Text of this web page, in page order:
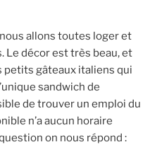
allons toutes loger et
Le décor est très beau, et
petits gâteaux italiens qui
sandwich de
de trouver un emploi du
n’a aucun horaire
on nous répond :